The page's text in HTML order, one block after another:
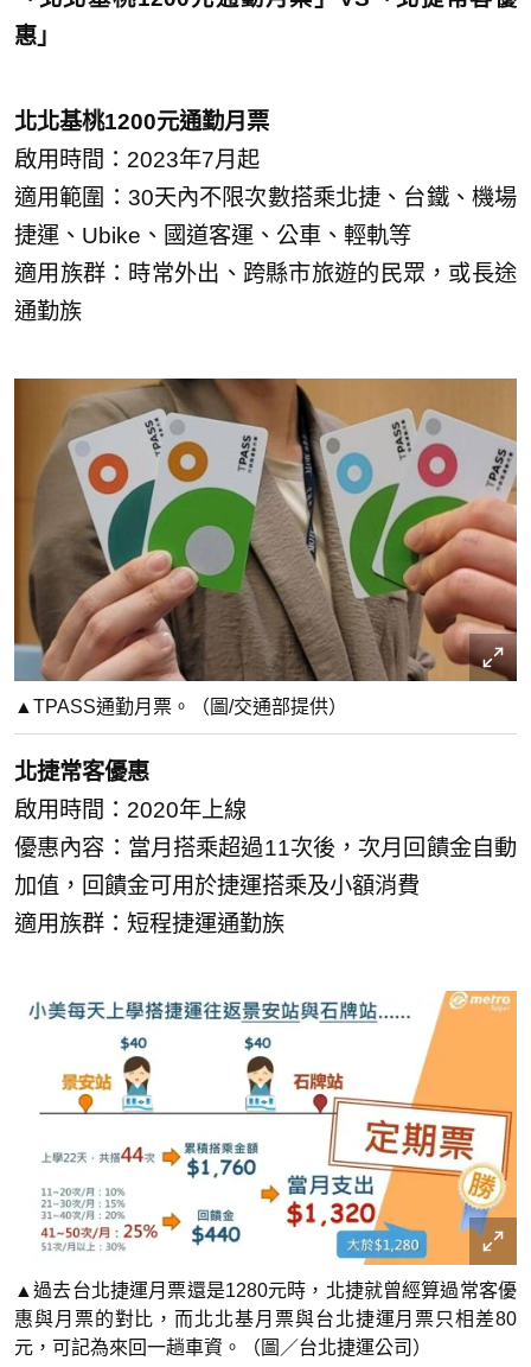
惠」
北北基桃1200元通勤月票
啟用時間：2023年7月起
適用範圍：30天內不限次數搭乘北捷、台鐵、機場
捷運、Ubike、國道客運、公車、輕軌等
適用族群：時常外出、跨縣市旅遊的民眾，或長途
通勤族
▲TPASS通勤月票。（圖/交通部提供）
北捷常客優惠
啟用時間：2020年上線
優惠內容：當月搭乘超過11次後，次月回饋金自動
加值，回饋金可用於捷運搭乘及小額消費
適用族群：短程捷運通勤族
▲過去台北捷運月票還是1280元時，北捷就曾經算過常客優
惠與月票的對比，而北北基月票與台北捷運月票只相差80
元，可記為來回一趟車資。（圖／台北捷運公司）